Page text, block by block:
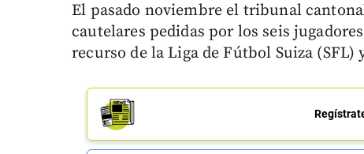
El pasado noviembre el tribunal
cautelares pedidas por los seis
recurso de la Liga de Fútbol Suiza (SFL)